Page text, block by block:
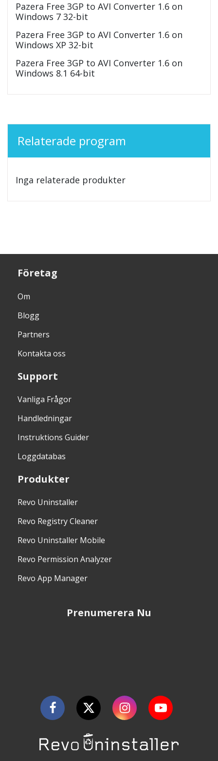
Pazera Free 3GP to AVI Converter 1.6 on
Windows 7 32-bit
Pazera Free 3GP to AVI Converter 1.6 on
Windows XP 32-bit
Pazera Free 3GP to AVI Converter 1.6 on
Windows 8.1 64-bit
Relaterade program
Inga relaterade produkter
Företag
Om
Blogg
Partners
Kontakta oss
Support
Vanliga Frågor
Handledningar
Instruktions Guider
Loggdatabas
Produkter
Revo Uninstaller
Revo Registry Cleaner
Revo Uninstaller Mobile
Revo Permission Analyzer
Revo App Manager
Prenumerera Nu